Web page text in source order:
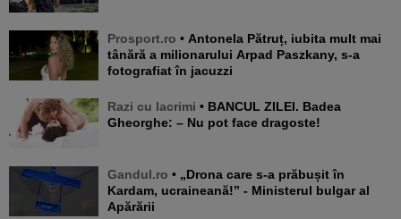
Prosport.ro • Antonela Pătruț, iubita mult mai
tânără a milionarului Arpad Paszkany, s-a
fotografiat în jacuzzi
Razi cu lacrimi • BANCUL ZILEI. Badea
Gheorghe: – Nu pot face dragoste!
Gandul.ro • „Drona care s-a prăbușit în
Kardam, ucraineană!” - Ministerul bulgar al
Apărării